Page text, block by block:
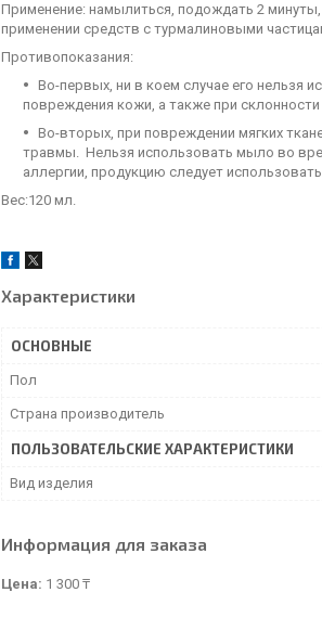
Применение: намылиться, подождать 2
применении средств с турмалиновыми
Противопоказания:
Во-первых, ни в коем случае его нельзя
повреждения кожи, а также при
Во-вторых, при повреждении мягких
травмы. Нельзя использовать мыло во
аллергии, продукцию следует
Вес:120 мл.
Характеристики
ОСНОВНЫЕ
Пол
Страна производитель
ПОЛЬЗОВАТЕЛЬСКИЕ ХАРАКТЕРИСТИКИ
Вид изделия
Информация для заказа
Цена: 1 300 ₸